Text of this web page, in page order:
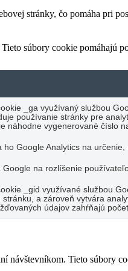
stránky, čo pomáha pri
súbory cookie pomáhajú
_ga využívaný službou
používanie stránky pre
náhodne vygenerované číslo
ho Google Analytics na
Google na rozlíšenie
_gid využívané službou
stránku, a zároveň vytvára
údajov zahŕňajú
návštevníkom. Tieto súbory